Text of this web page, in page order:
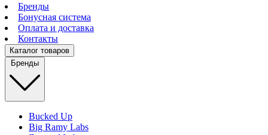
Бренды
Бонусная система
Оплата и доставка
Контакты
Каталог товаров
Бренды
Bucked Up
Big Ramy Labs